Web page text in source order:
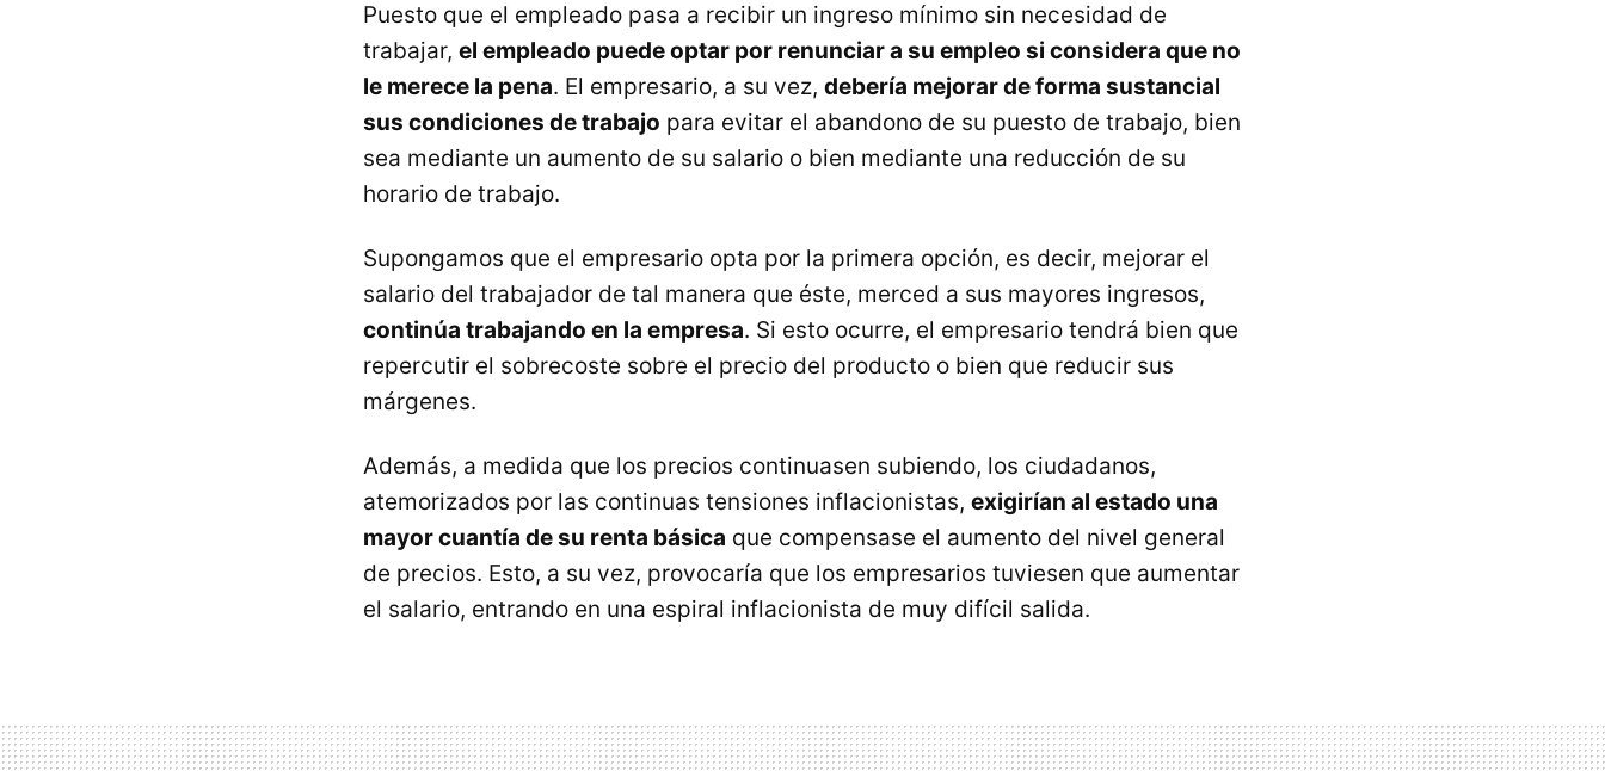
Puesto que el empleado pasa a recibir un ingreso mínimo sin necesidad de
trabajar, el empleado puede optar por renunciar a su empleo si considera que no
le merece la pena. El empresario, a su vez, debería mejorar de forma sustancial
sus condiciones de trabajo para evitar el abandono de su puesto de trabajo, bien
sea mediante un aumento de su salario o bien mediante una reducción de su
horario de trabajo.
Supongamos que el empresario opta por la primera opción, es decir, mejorar el
salario del trabajador de tal manera que éste, merced a sus mayores ingresos,
continúa trabajando en la empresa. Si esto ocurre, el empresario tendrá bien que
repercutir el sobrecoste sobre el precio del producto o bien que reducir sus
márgenes.
Además, a medida que los precios continuasen subiendo, los ciudadanos,
atemorizados por las continuas tensiones inflacionistas, exigirían al estado una
mayor cuantía de su renta básica que compensase el aumento del nivel general
de precios. Esto, a su vez, provocaría que los empresarios tuviesen que aumentar
el salario, entrando en una espiral inflacionista de muy difícil salida.